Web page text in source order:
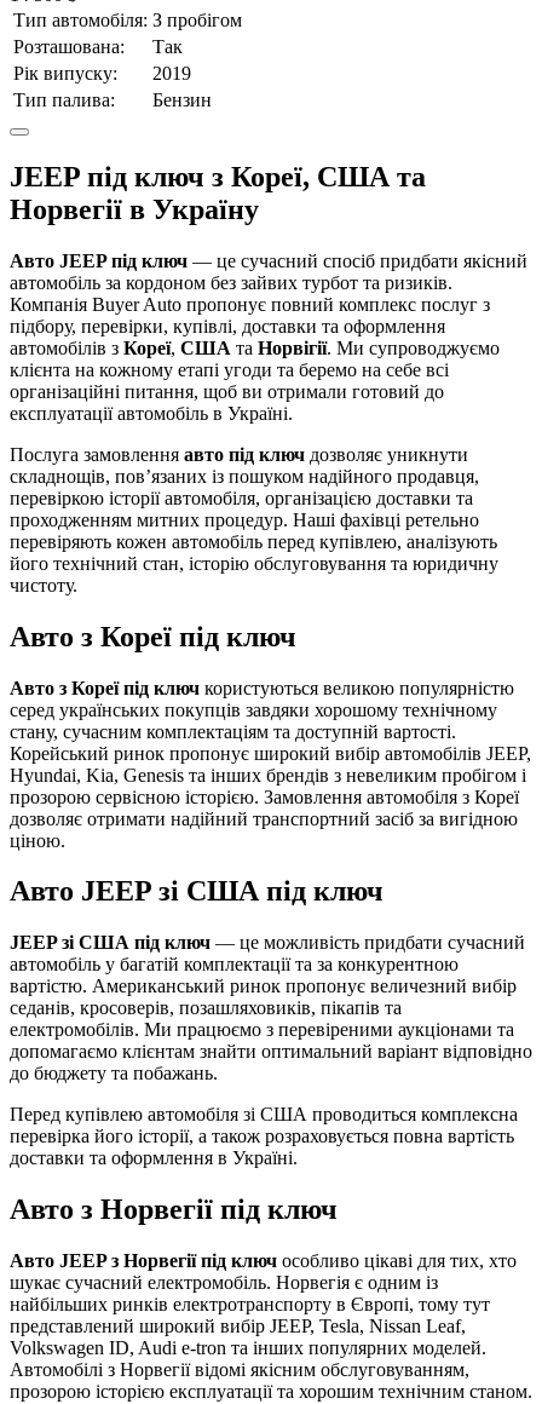
Тип автомобіля: З пробігом
Розташована:
Так
Рік випуску:
2019
Тип палива:
Бензин
JEEP під ключ з Кореї, США та
Норвегії в Україну
Авто JEEP під ключ — це сучасний спосіб придбати якісний
автомобіль за кордоном без зайвих турбот та ризиків.
Компанія Buyer Auto пропонує повний комплекс послуг з
підбору, перевірки, купівлі, доставки та оформлення
автомобілів з Кореї, США та Норвігії. Ми супроводжуємо
клієнта на кожному етапі угоди та беремо на себе всі
організаційні питання, щоб ви отримали готовий до
експлуатації автомобіль в Україні.
Послуга замовлення авто під ключ дозволяє уникнути
складнощів, пов’язаних із пошуком надійного продавця,
перевіркою історії автомобіля, організацією доставки та
проходженням митних процедур. Наші фахівці ретельно
перевіряють кожен автомобіль перед купівлею, аналізують
його технічний стан, історію обслуговування та юридичну
чистоту.
Авто з Кореї під ключ
Авто з Кореї під ключ користуються великою популярністю
серед українських покупців завдяки хорошому технічному
стану, сучасним комплектаціям та доступній вартості.
Корейський ринок пропонує широкий вибір автомобілів JEEP,
Hyundai, Kia, Genesis та інших брендів з невеликим пробігом і
прозорою сервісною історією. Замовлення автомобіля з Кореї
дозволяє отримати надійний транспортний засіб за вигідною
ціною.
Авто JEEP зі США під ключ
JEEP зі США під ключ — це можливість придбати сучасний
автомобіль у багатій комплектації та за конкурентною
вартістю. Американський ринок пропонує величезний вибір
седанів, кросоверів, позашляховиків, пікапів та
електромобілів. Ми працюємо з перевіреними аукціонами та
допомагаємо клієнтам знайти оптимальний варіант відповідно
до бюджету та побажань.
Перед купівлею автомобіля зі США проводиться комплексна
перевірка його історії, а також розраховується повна вартість
доставки та оформлення в Україні.
Авто з Норвегії під ключ
Авто JEEP з Норвегії під ключ особливо цікаві для тих, хто
шукає сучасний електромобіль. Норвегія є одним із
найбільших ринків електротранспорту в Європі, тому тут
представлений широкий вибір JEEP, Tesla, Nissan Leaf,
Volkswagen ID, Audi e-tron та інших популярних моделей.
Автомобілі з Норвегії відомі якісним обслуговуванням,
прозорою історією експлуатації та хорошим технічним станом.